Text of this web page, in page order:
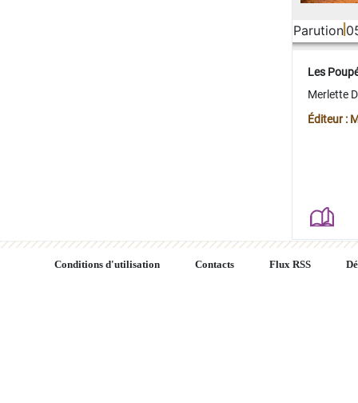
Parution
Les
Merlette
Éditeur :
Conditions d'utilisation Contacts Flux RSS